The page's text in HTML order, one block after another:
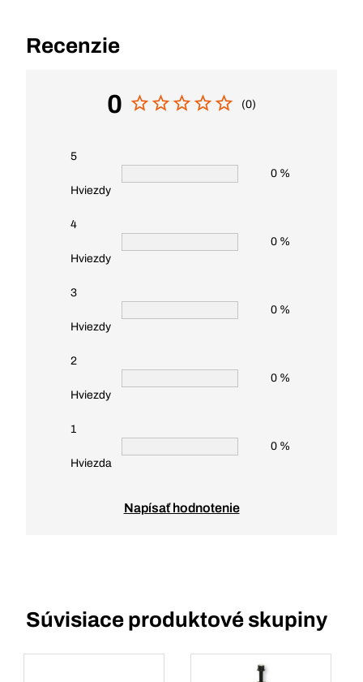
Recenzie
0 (0)
5
Hviezdy
0 %
4
Hviezdy
0 %
3
Hviezdy
0 %
2
Hviezdy
0 %
1
Hviezda
0 %
Napísať hodnotenie
Súvisiace produktové skupiny